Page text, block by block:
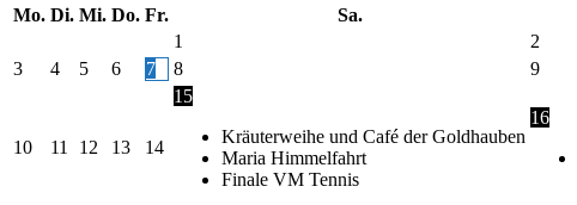
Mo. Di. Mi. Do. Fr. Sa.
1
2
3
4 5 6 7 8 9
10 11 12 13 14
15
Kräuterweihe und Café der Goldhauben
Maria Himmelfahrt
Finale VM Tennis
16